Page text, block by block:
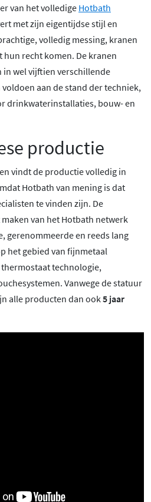
van het volledige Hotbath
met zijn eigentijdse stijl en
volledig messing, kranen
recht komen. De kranen
wel vijftien verschillende
aan de stand der techniek,
drinkwaterinstallaties, bouw- en
productie
vindt de productie volledig in
Hotbath van mening is dat
te vinden zijn. De
van het Hotbath netwerk
gerenommeerde en reeds lang
het gebied van fijnmetaal
technologie,
Vanwege de statuur
alle producten dan ook5 jaar